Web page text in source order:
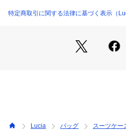
特定商取引に関する法律に基づく表示（
Lucia バッグ
スーツケー